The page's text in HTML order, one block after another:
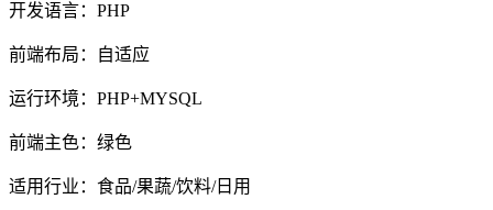
开发语言：PHP
前端布局：自适应
运行环境：PHP+MYSQL
前端主色：绿色
适用行业：食品/果蔬/饮料/日用